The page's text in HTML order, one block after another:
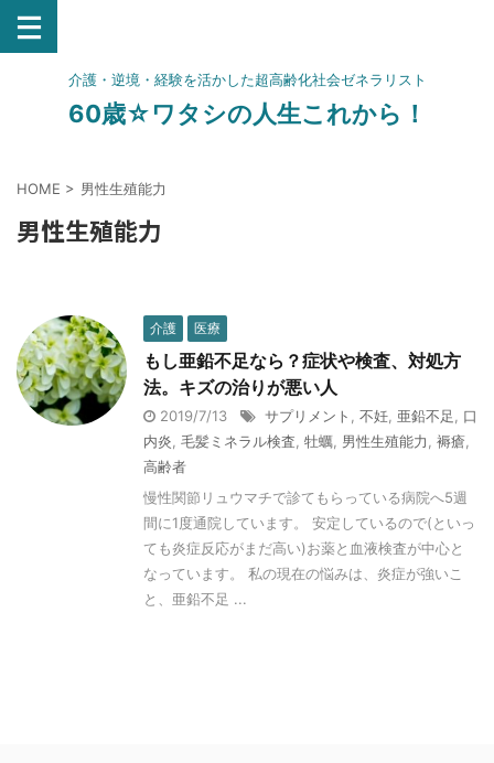
介護・逆境・経験を活かした超高齢化社会ゼネラリスト
60歳☆ワタシの人生これから！
HOME > 男性生殖能力
男性生殖能力
介護 医療
もし亜鉛不足なら？症状や検査、対処方
法。キズの治りが悪い人
2019/7/13 サプリメント 不妊 亜鉛不足
口
内炎 毛髪ミネラル検査 牡蠣 男性生殖能力 褥瘡
高齢者
慢性関節リュウマチで診てもらっている病院へ5週
間に1度通院しています。 安定しているので(といっ
ても炎症反応がまだ高い)お薬と血液検査が中心と
なっています。 私の現在の悩みは、炎症が強いこ
と、亜鉛不足 ...